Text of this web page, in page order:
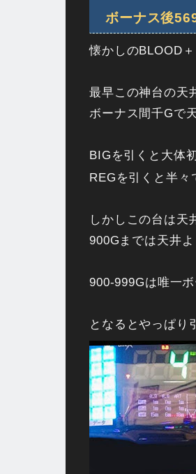
ボーナス後
懐かしのBLOOD＋
最早この神台の天
ボーナス間千Gで
BIGを引くと大体
REGを引くと半々
しかしこの台は天
900Gまでは天井
900-999Gは唯一
となるとやっぱり